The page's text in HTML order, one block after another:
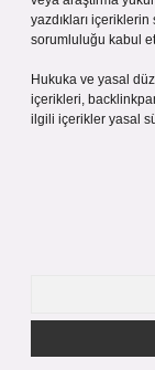
yazdıkları
sorumluluğu kabul
Hukuka ve yasal
içerikleri,
ilgili içerikler yasal